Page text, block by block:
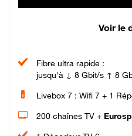
Voir le
Fibre ultra rapide :
jusqu'à ↓ 8 Gbit/s ↑ 8
Livebox 7 : Wifi 7 + 1
200 chaînes TV +